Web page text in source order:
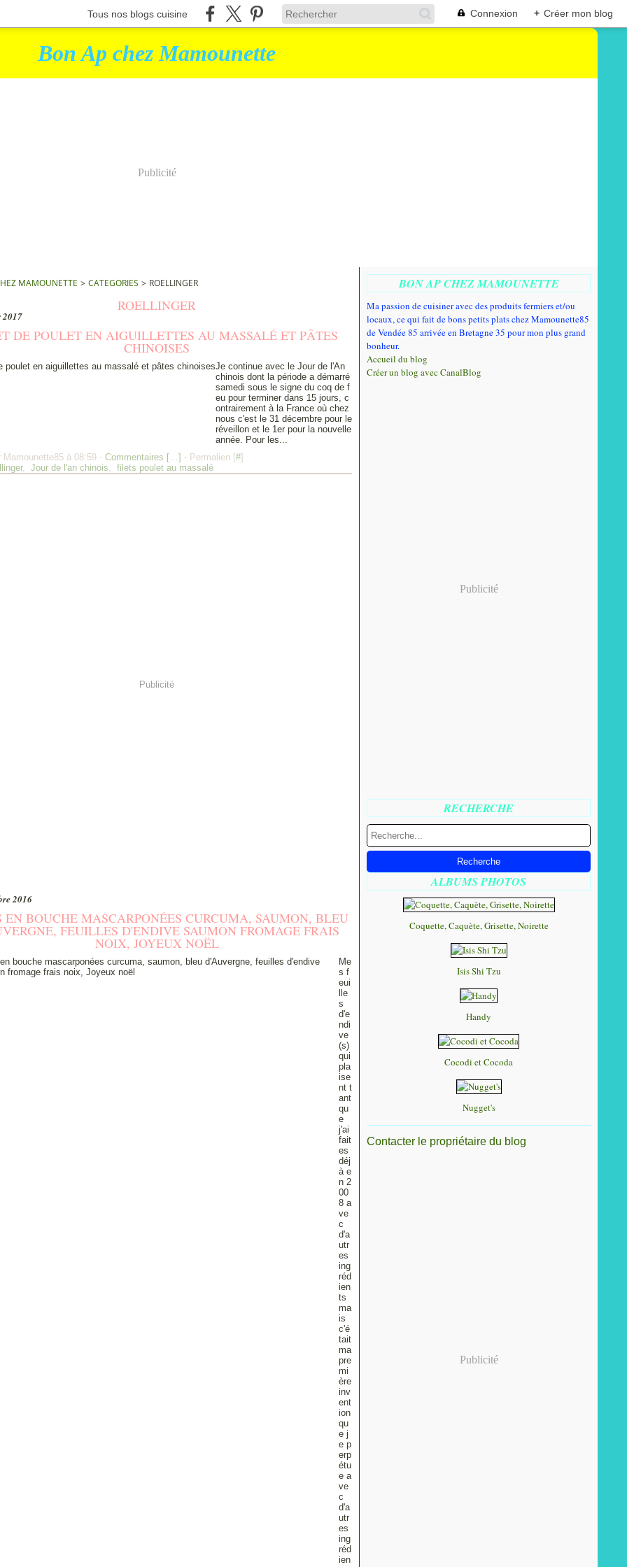
Tous nos blogs cuisine Connexion + Créer mon blog
Bon Ap chez Mamounette
Publicité
MAMOUNETTE > CATEGORIES > ROELLINGER
ROELLINGER
2017
DE POULET EN AIGUILLETTES AU MASSALÉ ET PÂTES
CHINOISES
Je continue avec le Jour de l'An
chinois dont la période a démarré
samedi sous le signe du coq de f
eu pour terminer dans 15 jours, c
ontrairement à la France où chez
nous c'est le 31 décembre pour le
réveillon et le 1er pour la nouvelle
année. Pour les...
Mamounette85 à 08:59 - Commentaires […] - Permalien [#]
, Jour de l'an chinois, filets poulet au massalé
Publicité
2016
EN BOUCHE MASCARPONÉES CURCUMA, SAUMON, BLEU
FEUILLES D'ENDIVE SAUMON FROMAGE FRAIS
NOIX, JOYEUX NOËL
Me
s f
eui
lle
s
d'e
ndi
ve
(s)
qui
pla
ise
nt t
ant
qu
e
j'ai
fait
es
déj
à e
n 2
00
8 a
ve
c
d'a
utr
es
ing
réd
ien
ts
ma
is
c'é
tait
ma
pre
mi
ère
inv
ent
ion
qu
e j
e p
erp
étu
e a
ve
c
d'a
utr
es
ing
réd
ien
BON AP CHEZ MAMOUNETTE
Ma passion de cuisiner avec des produits fermiers et/ou
locaux, ce qui fait de bons petits plats chez Mamounette85
de Vendée 85 arrivée en Bretagne 35 pour mon plus grand
bonheur.
Accueil du blog
Créer un blog avec CanalBlog
Publicité
RECHERCHE
ALBUMS PHOTOS
Coquette, Caquète, Grisette, Noirette
Isis Shi Tzu
Handy
Cocodi et Cocoda
Nugget's
Contacter le propriétaire du blog
Publicité